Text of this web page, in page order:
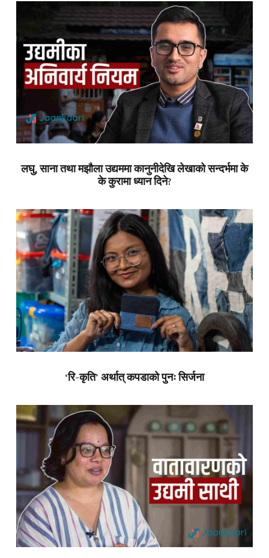
लघु, साना तथा मझौला उद्यममा कानुनीदेखि लेखाको सन्दर्भमा के
के कुरामा ध्यान दिने?
‘रि-कृति’ अर्थात् कपडाको पुनः सिर्जना